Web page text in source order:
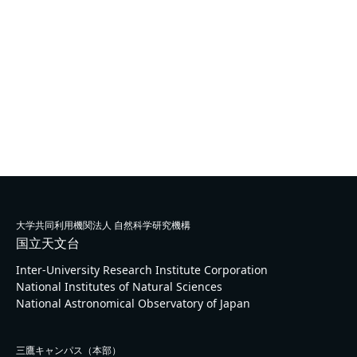
大学共同利用機関法人 自然科学研究機構
国立天文台
Inter-University Research Institute Corporation
National Institutes of Natural Sciences
National Astronomical Observatory of Japan
三鷹キャンパス（本部）